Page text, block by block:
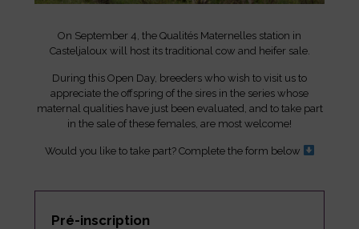
On September 4, the Qualités Maternelles station in
Casteljaloux will host its traditional cow and heifer sale.
During this Open Day, breeders who wish to visit us to
appreciate the offspring of the sires in the series whose
maternal qualities have just been evaluated, and to take part
in the sale of these females, are most welcome!
Would you like to take part? Complete the form below
Pré-inscription